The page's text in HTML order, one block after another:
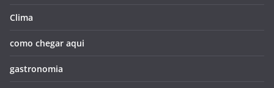
Clima
como chegar aqui
gastronomia